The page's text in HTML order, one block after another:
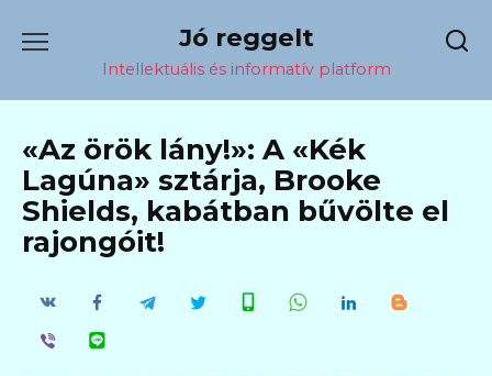
содержанию
Jó reggelt
Intellektuális és informatív platform
«Az örök lány!»: A «Kék
Lagúna» sztárja, Brooke
Shields, kabátban bűvölte el
rajongóit!